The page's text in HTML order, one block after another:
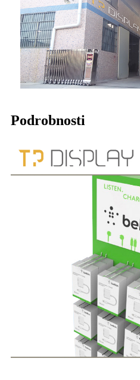
Podrobnosti